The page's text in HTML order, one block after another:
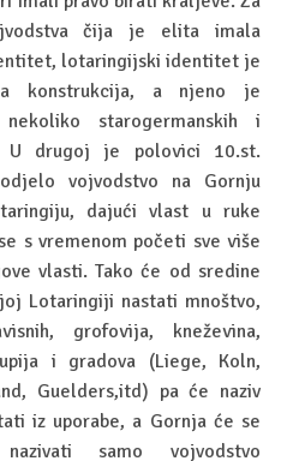
čija je elita imala
lotaringijski identitet je
konstrukcija, a njeno je
starogermanskih i
U drugoj je polovici 10.st.
vojvodstvo na Gornju
dajući vlast u ruke
s vremenom početi sve više
vlasti. Tako će od sredine
Lotaringiji nastati mnoštvo,
grofovija, kneževina,
i gradova (Liege, Koln,
Guelders,itd) pa će naziv
iz uporabe, a Gornja će se
samo vojvodstvo